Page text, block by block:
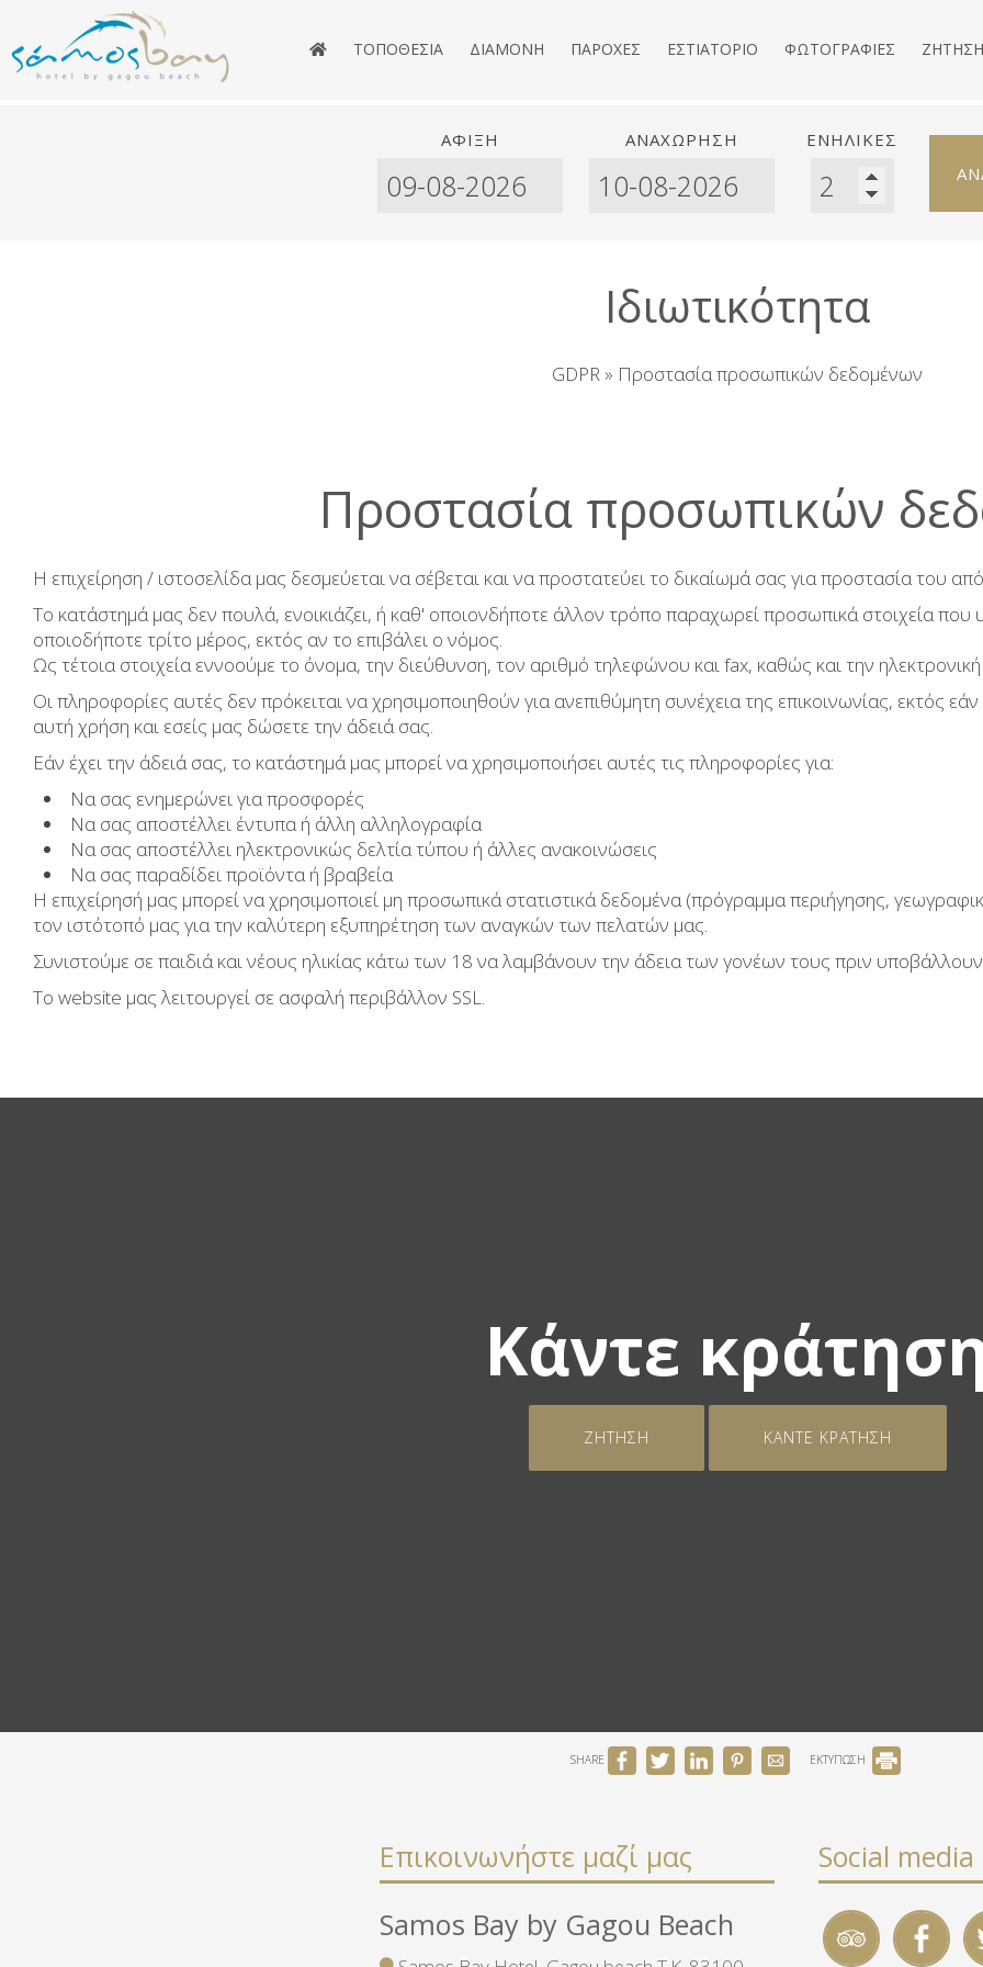
ΤΟΠΟΘΕΣΊΑ ΔΙΑΜΟΝΉ ΠΑΡΟΧΈΣ ΕΣΤΙΑΤΌΡΙΟ ΦΩΤΟΓΡΑΦΊΕΣ ΖΉΤΗΣΗ
ΆΦΙΞΗ ΑΝΑΧΏΡΗΣΗ
ΕΝΉΛΙΚΕΣ
Ιδιωτικότητα
GDPR » Προστασία προσωπικών δεδομένων
Προστασία προσωπικών
Η επιχείρηση / ιστοσελίδα μας δεσμεύεται να σέβεται και να προστατεύει το δικαίωμά σας για προστασία του
Το κατάστημά μας δεν πουλά, ενοικιάζει, ή καθ' οποιονδήποτε άλλον τρόπο παραχωρεί προσωπικά στοιχεία
οποιοδήποτε τρίτο μέρος, εκτός αν το επιβάλει ο νόμος.
Ως τέτοια στοιχεία εννοούμε το όνομα, την διεύθυνση, τον αριθμό τηλεφώνου και fax, καθώς και την
Οι πληροφορίες αυτές δεν πρόκειται να χρησιμοποιηθούν για ανεπιθύμητη συνέχεια της επικοινωνίας, εκτός
αυτή χρήση και εσείς μας δώσετε την άδειά σας.
Εάν έχει την άδειά σας, το κατάστημά μας μπορεί να χρησιμοποιήσει αυτές τις πληροφορίες για:
Να σας ενημερώνει για προσφορές
Να σας αποστέλλει έντυπα ή άλλη αλληλογραφία
Να σας αποστέλλει ηλεκτρονικώς δελτία τύπου ή άλλες ανακοινώσεις
Να σας παραδίδει προϊόντα ή βραβεία
Η επιχείρησή μας μπορεί να χρησιμοποιεί μη προσωπικά στατιστικά δεδομένα (πρόγραμμα περιήγησης,
τον ιστότοπό μας για την καλύτερη εξυπηρέτηση των αναγκών των πελατών μας.
Συνιστούμε σε παιδιά και νέους ηλικίας κάτω των 18 να λαμβάνουν την άδεια των γονέων τους πριν
Το website μας λειτουργεί σε ασφαλή περιβάλλον SSL.
Κάντε
ΖΉΤΗΣΗ ΚΆΝΤΕ ΚΡΆΤΗΣΗ
SHARE ΕΚΤΥΠΩΣΗ
Επικοινωνήστε μαζί μας
Samos Bay by Gagou Beach
Social media